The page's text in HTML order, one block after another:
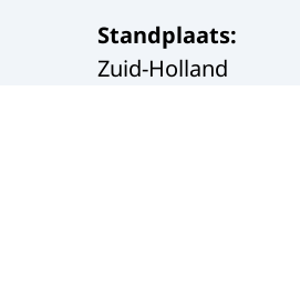
Standplaats:
Zuid-Holland